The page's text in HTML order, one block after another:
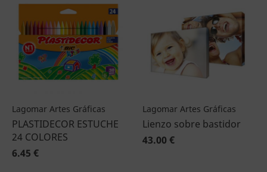
Lagomar Artes Gráficas
PLASTIDECOR ESTUCHE
24 COLORES
6.45 €
Lagomar Artes Gráficas
Lienzo sobre bastidor
43.00 €